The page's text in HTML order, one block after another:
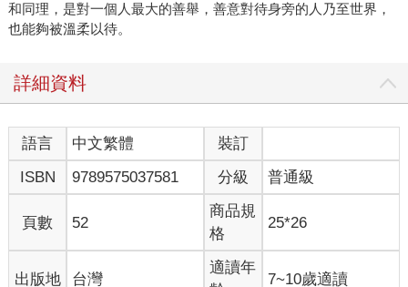
和同理，是對一個人最大的善舉，善意對待身旁的人乃至世界，
也能夠被溫柔以待。
詳細資料
語言 中文繁體
裝訂
ISBN
9789575037581 分級 普通級
頁數 52
商品規
格
25*26
出版地 台灣
適讀年
7~10歲適讀